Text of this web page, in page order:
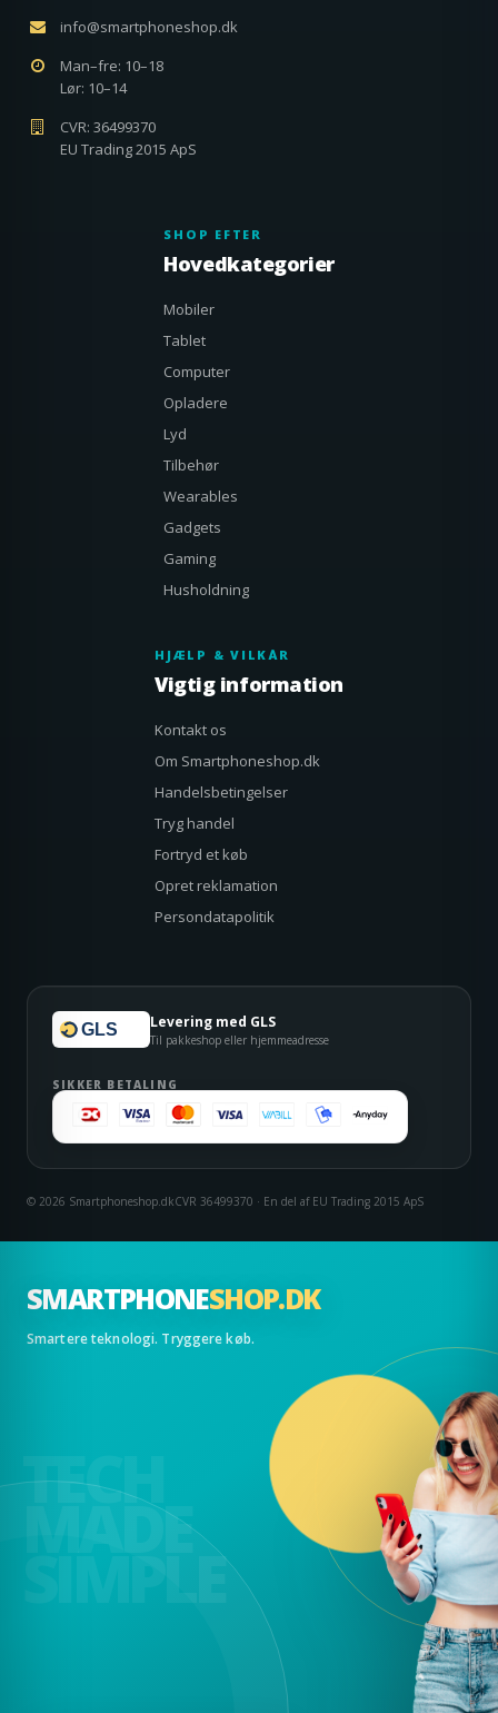
SMARTPHONESHOP.DK
Smartere teknologi. Tryggere køb.
TECH
MADE
SIMPLE
info@smartphoneshop.dk
Man–fre: 10–18
Lør: 10–14
CVR: 36499370
EU Trading 2015 ApS
SHOP EFTER
Hovedkategorier
Mobiler
Tablet
Computer
Opladere
Lyd
Tilbehør
Wearables
Gadgets
Gaming
Husholdning
HJÆLP & VILKÅR
Vigtig information
Kontakt os
Om Smartphoneshop.dk
Handelsbetingelser
Tryg handel
Fortryd et køb
Opret reklamation
Persondatapolitik
GLS Levering med GLS
Til pakkeshop eller hjemmeadresse
SIKKER BETALING
© 2026 Smartphoneshop.dkCVR 36499370 · En del af EU Trading 2015 ApS